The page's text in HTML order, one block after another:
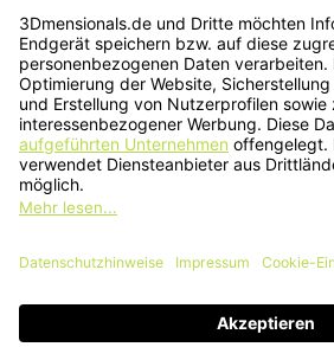
Änderungen und Irrtümer vorbehalten. Nur
© 2026 3Dmensionals / PONTIALIS GmbH &